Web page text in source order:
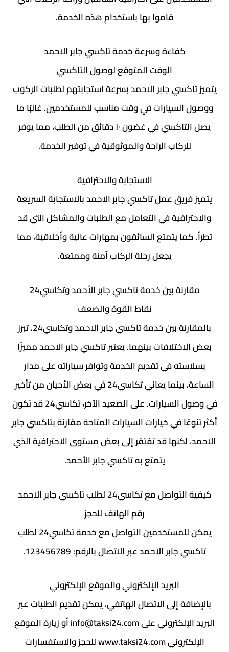
قاموا بها باستخدام هذه الخدمة.
كفاءة وسرعة خدمة تاكسي جابر الاحمد
الوقت المتوقع لوصول التاكسي
يتميز تاكسي جابر الاحمد بسرعة استجابتهم لطلبات الركوب
ووصول السيارات في وقت مناسب للمستخدمين. غالبًا ما
يصل التاكسي في غضون ١٠ دقائق من الطلب، مما يوفر
للركاب الراحة والموثوقية في توفير الخدمة.
الاستجابة والاحترافية
يتميز فريق عمل تاكسي جابر الاحمد بالاستجابة السريعة
والاحترافية في التعامل مع الطلبات والمشاكل التي قد
تطرأ. كما يتمتع السائقون بمهارات عالية وأخلاقية، مما
يجعل رحلة الركاب آمنة وممتعة.
مقارنة بين خدمة تاكسي جابر الأحمد وتكاسي24
نقاط القوة والضعف
بالمقارنة بين خدمة تاكسي جابر الاحمد وتكاسي24، تبرز
بعض الاختلافات بينهما. يعتبر تاكسي جابر الاحمد مميزًا
بسلاسته في تقديم الخدمة وتوافر سياراته على مدار
الساعة، بينما يعاني تكاسي24 في بعض الأحيان من تأخير
في وصول السيارات. على الصعيد الآخر، تكاسي24 قد تكون
أكثر تنوعًا في خيارات السيارات المتاحة مقارنة بتاكسي جابر
الاحمد، لكنها قد تفتقر إلى بعض مستوى الاحترافية الذي
يتمتع به تاكسي جابر الأحمد.
كيفية التواصل مع تكاسي24 لطلب تاكسي جابر الاحمد
رقم الهاتف للحجز
يمكن للمستخدمين التواصل مع خدمة تكاسي24 لطلب
تاكسي جابر الاحمد عبر الاتصال بالرقم: 123456789.
البريد الإلكتروني والموقع الإلكتروني
بالإضافة إلى الاتصال الهاتفي، يمكن تقديم الطلبات عبر
البريد الإلكتروني على info@taksi24.com أو زيارة الموقع
الإلكتروني www.taksi24.com للحجز والاستفسارات